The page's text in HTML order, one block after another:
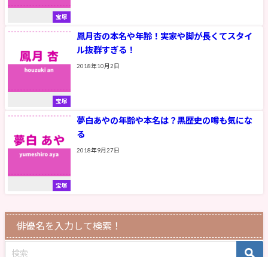
宝塚
宝塚
鳳月杏の本名や年齢！実家や脚が長くてスタイ
ル抜群すぎる！
2018年10月2日
宝塚
夢白あやの年齢や本名は？黒歴史の噂も気にな
る
2018年9月27日
俳優名を入力して検索！